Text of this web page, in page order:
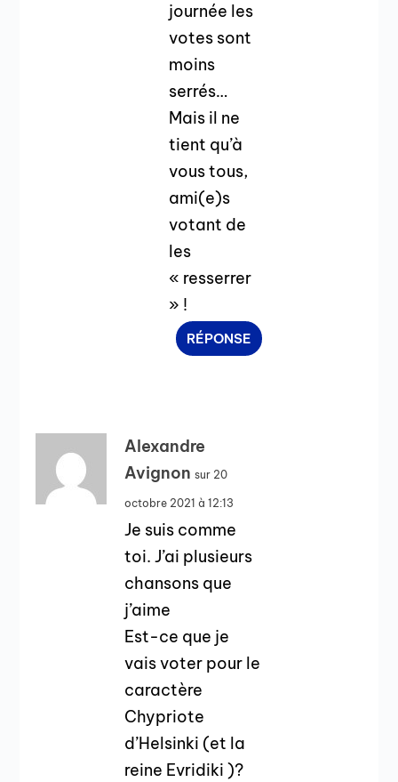
journée les
votes sont
moins
serrés…
Mais il ne
tient qu’à
vous tous,
ami(e)s
votant de
les
« resserrer
» !
RÉPONSE
Alexandre
Avignon sur 20
octobre 2021 à 12:13
Je suis comme
toi. J’ai plusieurs
chansons que
j’aime
Est-ce que je
vais voter pour le
caractère
Chypriote
d’Helsinki (et la
reine Evridiki )?